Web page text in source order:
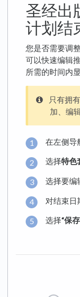
圣经出
计划结
您是否需要调
可以快速编辑
所需的时间内显
只有拥
加、编
在左侧导
选择特色
选择要编
对结束日
选择“保存